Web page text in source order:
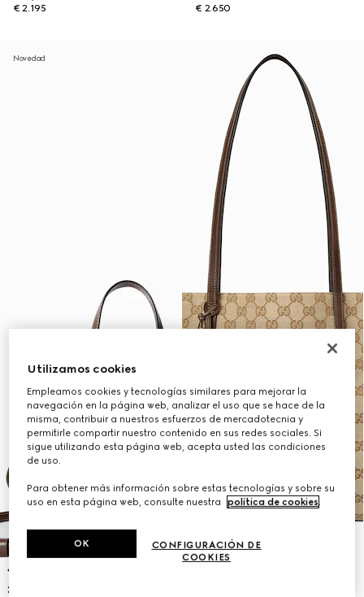
€ 2.195
€ 2.650
Novedad
Utilizamos cookies
Empleamos cookies y tecnologías similares para mejorar la
navegación en la página web, analizar el uso que se hace de la
misma, contribuir a nuestros esfuerzos de mercadotecnia y
permitirle compartir nuestro contenido en sus redes sociales. Si
sigue utilizando esta página web, acepta usted las condiciones
de uso.
Para obtener más información sobre estas tecnologías y sobre su
uso en esta página web, consulte nuestra
política de cookies.
CONFIGURACIÓN DE
COOKIES
OK